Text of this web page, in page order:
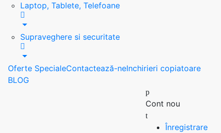
Laptop, Tablete, Telefoane
Supraveghere si securitate
Oferte SpecialeContactează-neInchirieri copiatoare
BLOG
Cont nou
Înregistrare